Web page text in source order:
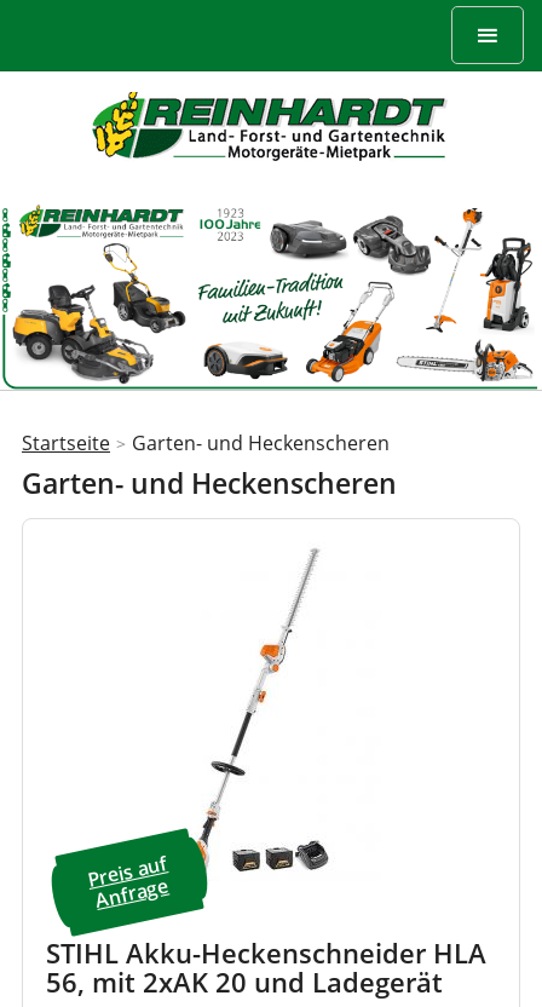
Sie
sind
hier
Startseite > Garten- und Heckenscheren
Garten- und Heckenscheren
Preis a
uf
A
nfrage
STIHL Akku-Heckenschneider HLA
56, mit 2xAK 20 und Ladegerät